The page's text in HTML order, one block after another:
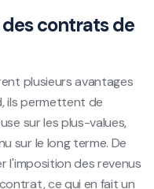
contrats de
plusieurs avantages
ils permettent de
sur les plus-values,
sur le long terme. De
l'imposition des revenus
ce qui en fait un